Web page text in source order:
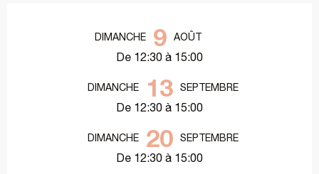
DIMANCHE 9 AOÛT
De 12:30 à 15:00
DIMANCHE 13 SEPTEMBRE
De 12:30 à 15:00
DIMANCHE 20 SEPTEMBRE
De 12:30 à 15:00